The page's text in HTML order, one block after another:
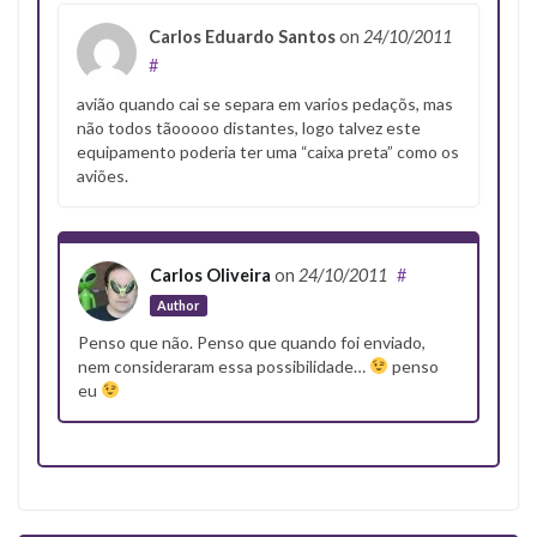
Carlos Eduardo Santoson 24/10/2011
#
avião quando cai se separa em varios pedaçõs, mas
não todos tãooooo distantes, logo talvez este
equipamento poderia ter uma “caixa preta” como os
aviões.
Carlos Oliveira on 24/10/2011
Author
#
Penso que não. Penso que quando foi enviado,
nem consideraram essa possibilidade…
penso
eu